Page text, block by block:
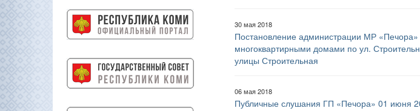
30 мая 2018
Постановление администрации МР
многоквартирными домами по ул.
улицы Строительная
06 мая 2018
Публичные слушания ГП «Печора» 01 июня